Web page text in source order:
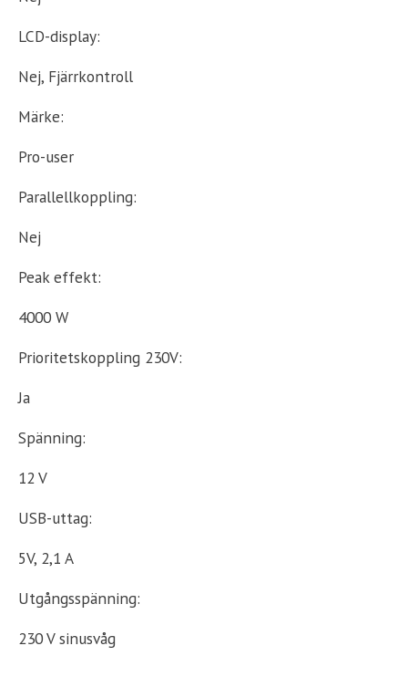
LCD-display:
Nej, Fjärrkontroll
Märke:
Pro-user
Parallellkoppling:
Nej
Peak effekt:
4000 W
Prioritetskoppling 230V:
Ja
Spänning:
12 V
USB-uttag:
5V, 2,1 A
Utgångsspänning:
230 V sinusvåg